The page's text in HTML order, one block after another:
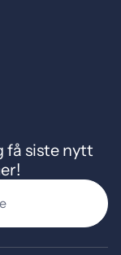
få siste nytt